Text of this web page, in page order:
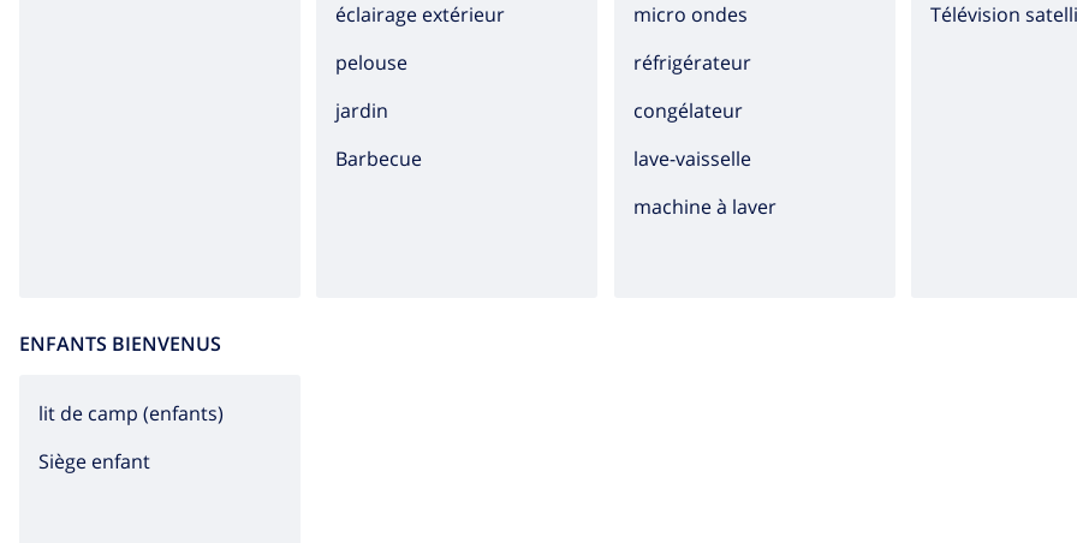
éclairage extérieur
pelouse
jardin
barbecue
micro ondes
réfrigérateur
congélateur
lave-vaisselle
machine à laver
Télévision
ENFANTS BIENVENUS
lit de camp (enfants)
Siège enfant